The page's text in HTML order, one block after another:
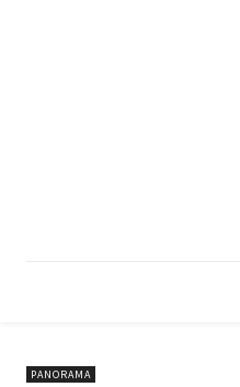
PANORAMA